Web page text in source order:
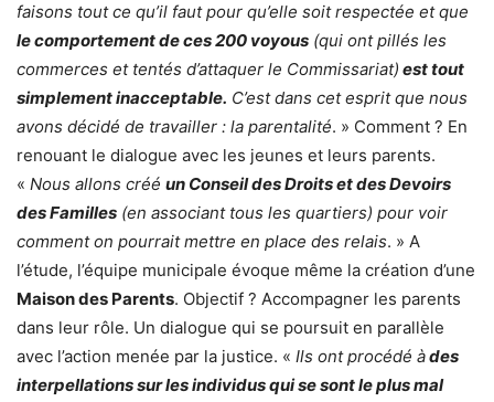
faisons tout ce qu’il faut pour qu’elle soit respectée et que
le comportement de ces 200 voyous (qui ont pillés les
commerces et tentés d’attaquer le Commissariat) est tout
simplement inacceptable. C’est dans cet esprit que nous
avons décidé de travailler : la parentalité. » Comment ? En
renouant le dialogue avec les jeunes et leurs parents.
« Nous allons créé un Conseil des Droits et des Devoirs
des Familles (en associant tous les quartiers) pour voir
comment on pourrait mettre en place des relais. » A
l’étude, l’équipe municipale évoque même la création d’une
Maison des Parents. Objectif ? Accompagner les parents
dans leur rôle. Un dialogue qui se poursuit en parallèle
avec l’action menée par la justice. « Ils ont procédé àdes
interpellations sur les individus qui se sont le plus mal